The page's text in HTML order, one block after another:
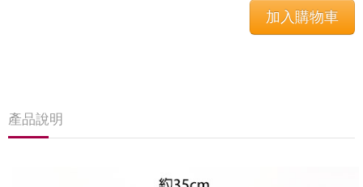
產品說明